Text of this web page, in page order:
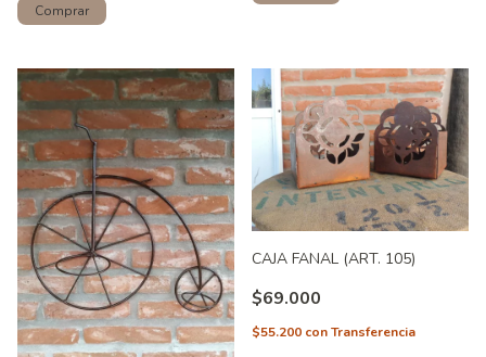
Comprar
CAJA FANAL (ART. 105)
$69.000
$55.200 conTransferencia